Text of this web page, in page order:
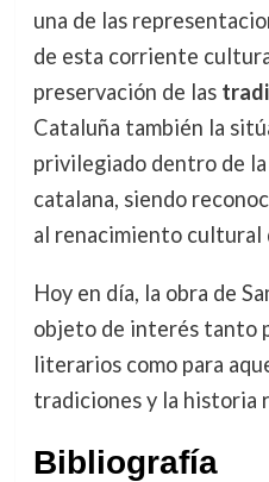
una de las
de esta corriente
preservación de las
Cataluña también la
privilegiado dentro de
catalana, siendo
al renacimiento cultural
Hoy en día, la obra de
objeto de interés tanto
literarios como para
tradiciones y la historia
Bibliografía